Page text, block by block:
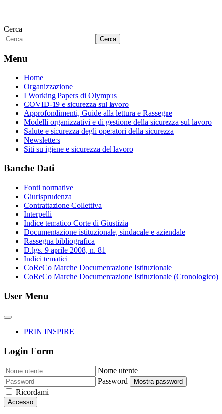
Cerca
Cerca
Menu
Home
Organizzazione
I Working Papers di Olympus
COVID-19 e sicurezza sul lavoro
Approfondimenti, Guide alla lettura e Rassegne
Modelli organizzativi e di gestione della sicurezza sul lavoro
Salute e sicurezza degli operatori della sicurezza
Newsletters
Siti su igiene e sicurezza del lavoro
Banche Dati
Fonti normative
Giurisprudenza
Contrattazione Collettiva
Interpelli
Indice tematico Corte di Giustizia
Documentazione istituzionale, sindacale e aziendale
Rassegna bibliografica
D.lgs. 9 aprile 2008, n. 81
Indici tematici
CoReCo Marche Documentazione Istituzionale
CoReCo Marche Documentazione Istituzionale (Cronologico)
User Menu
PRIN INSPIRE
Login Form
Nome utente
Password
Mostra password
Ricordami
Accesso